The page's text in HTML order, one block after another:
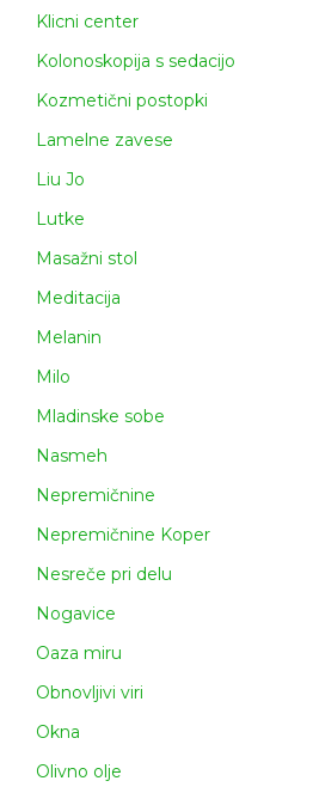
Klicni center
Kolonoskopija s sedacijo
Kozmetični postopki
Lamelne zavese
Liu Jo
Lutke
Masažni stol
Meditacija
Melanin
Milo
Mladinske sobe
Nasmeh
Nepremičnine
Nepremičnine Koper
Nesreče pri delu
Nogavice
Oaza miru
Obnovljivi viri
Okna
Olivno olje